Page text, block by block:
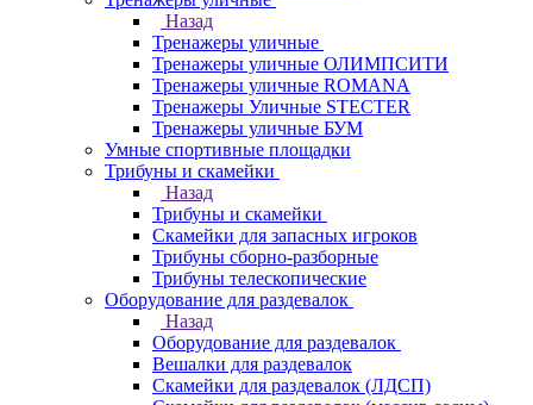
Назад
Тренажеры уличные
Тренажеры уличные ОЛИМПСИТИ
Тренажеры уличные ROMANA
Тренажеры Уличные STECTER
Тренажеры уличные БУМ
Умные спортивные площадки
Трибуны и скамейки
Назад
Трибуны и скамейки
Скамейки для запасных игроков
Трибуны сборно-разборные
Трибуны телескопические
Оборудование для раздевалок
Назад
Оборудование для раздевалок
Вешалки для раздевалок
Скамейки для раздевалок (ЛДСП)